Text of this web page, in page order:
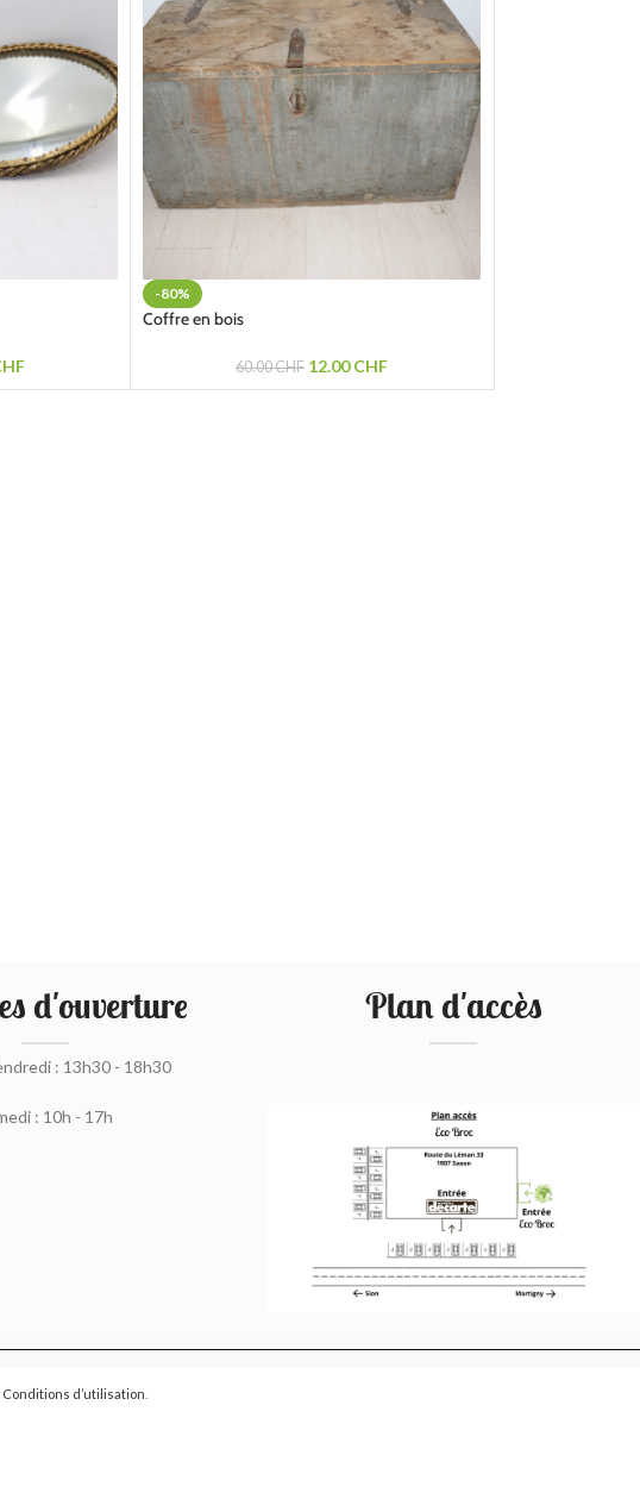
-80%
Coffre en bois
60.00CHF 12.00CHF
d'ouverture
: 13h30 - 18h30
: 10h - 17h
Plan d'accès
Conditions d’utilisation